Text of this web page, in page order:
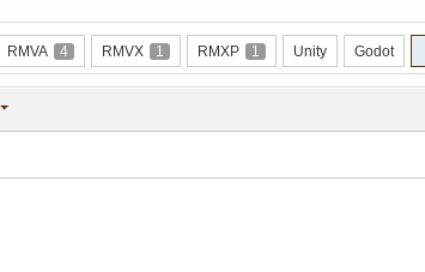
RMVA 4 RMVX 1 RMXP 1 Unity Godot